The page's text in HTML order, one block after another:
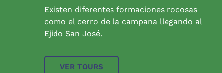
Existen diferentes formaciones rocosas
como el cerro de la campana llegando al
Ejido San José.
VER TOURS